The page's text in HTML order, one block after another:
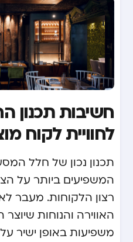
חשיבות תכנון
לחוויית לקוח
תכנון נכון של חלל
המשפיעים ביותר על
רצון הלקוחות. מעבר
האווירה והנוחות
משפיעות באופן ישיר